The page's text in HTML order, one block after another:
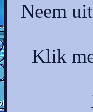
Neem
Klik